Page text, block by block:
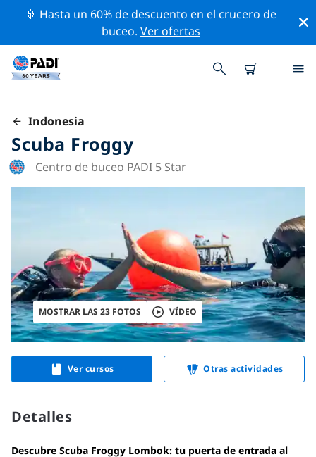
🚢 Hasta un 60% de descuento en el crucero de
buceo. Ver ofertas
Indonesia
Scuba Froggy
Centro de buceo PADI 5 Star
MOSTRAR LAS 23 FOTOS VÍDEO
Ver cursos Otras actividades
Detalles
Descubre Scuba Froggy Lombok: tu puerta de entrada al